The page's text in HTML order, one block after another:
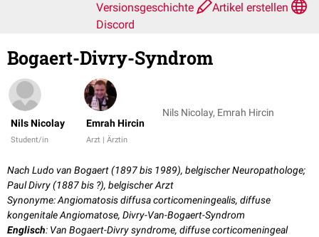
Versionsgeschichte
Artikel erstellen
Discord
Bogaert-Divry-Syndrom
Nils Nicolay
Student/in
Emrah Hircin
Arzt | Ärztin
Nils Nicolay, Emrah Hircin
Nach Ludo van Bogaert (1897 bis 1989), belgischer Neuropathologe;
Paul Divry (1887 bis ?), belgischer Arzt
Synonyme: Angiomatosis diffusa corticomeningealis, diffuse
kongenitale Angiomatose, Divry-Van-Bogaert-Syndrom
Englisch: Van Bogaert-Divry syndrome, diffuse corticomeningeal